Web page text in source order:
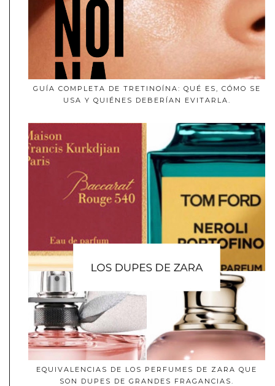
GUÍA COMPLETA DE TRETINOÍNA: QUÉ ES, CÓMO SE
USA Y QUIÉNES DEBERÍAN EVITARLA.
EQUIVALENCIAS DE LOS PERFUMES DE ZARA QUE
SON DUPES DE GRANDES FRAGANCIAS.